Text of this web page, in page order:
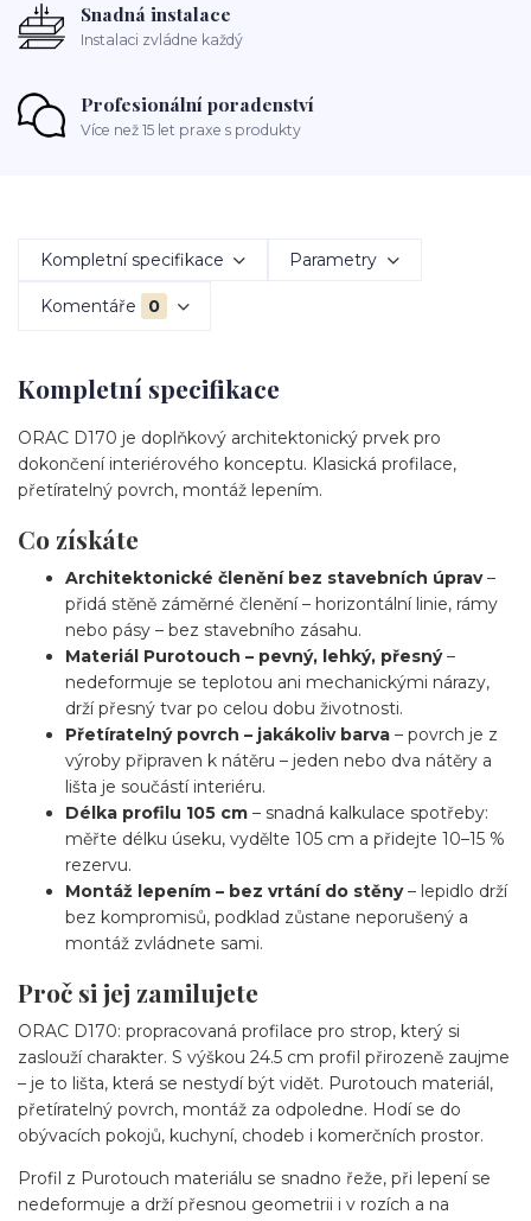
Snadná instalace
Instalaci zvládne každý
Profesionální poradenství
Více než 15 let praxe s produkty
Kompletní specifikace Parametry
Komentáře 0
Kompletní specifikace
ORAC D170 je doplňkový architektonický prvek pro
dokončení interiérového konceptu. Klasická profilace,
přetíratelný povrch, montáž lepením.
Co získáte
Architektonické členění bez stavebních úprav–
přidá stěně záměrné členění – horizontální linie, rámy
nebo pásy – bez stavebního zásahu.
Materiál Purotouch – pevný, lehký, přesný–
nedeformuje se teplotou ani mechanickými nárazy,
drží přesný tvar po celou dobu životnosti.
Přetíratelný povrch – jakákoliv barva – povrch je z
výroby připraven k nátěru – jeden nebo dva nátěry a
lišta je součástí interiéru.
Délka profilu 105 cm – snadná kalkulace spotřeby:
měřte délku úseku, vydělte 105 cm a přidejte 10–15 %
rezervu.
Montáž lepením – bez vrtání do stěny– lepidlo drží
bez kompromisů, podklad zůstane neporušený a
montáž zvládnete sami.
Proč si jej zamilujete
ORAC D170: propracovaná profilace pro strop, který si
zaslouží charakter. S výškou 24.5 cm profil přirozeně zaujme
– je to lišta, která se nestydí být vidět. Purotouch materiál,
přetíratelný povrch, montáž za odpoledne. Hodí se do
obývacích pokojů, kuchyní, chodeb i komerčních prostor.
Profil z Purotouch materiálu se snadno řeže, při lepení se
nedeformuje a drží přesnou geometrii i v rozích a na